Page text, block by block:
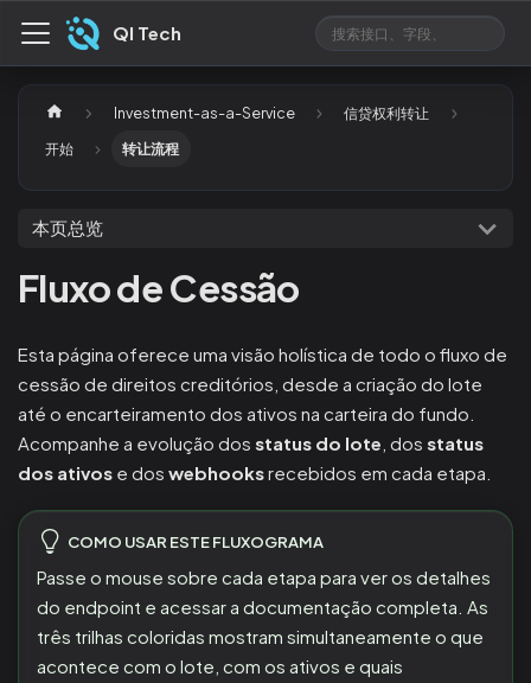
QI Tech
Investment-as-a-Service
信贷权利转让
开始
转让流程
本页总览
Fluxo de Cessão
Esta página oferece uma visão holística de todo o fluxo de
cessão de direitos creditórios, desde a criação do lote
até o encarteiramento dos ativos na carteira do fundo.
Acompanhe a evolução dos status do lote , dos status
dos ativos e dos webhooksrecebidos em cada etapa.
COMO USAR ESTE FLUXOGRAMA
Passe o mouse sobre cada etapa para ver os detalhes
do endpoint e acessar a documentação completa. As
três trilhas coloridas mostram simultaneamente o que
acontece com o lote, com os ativos e quais